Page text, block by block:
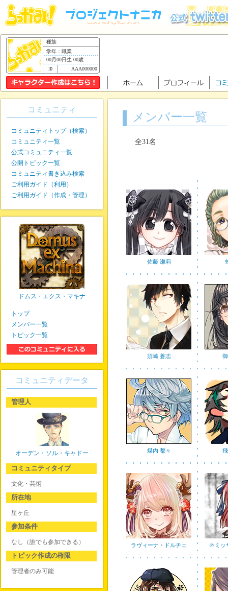
種族
学年：職業
00月00日生 00歳
AAA000000
メンバー一覧
全31名
佐藤 瀬莉
須崎 蒼志
煤内 都々
ラヴィーナ・ドルチェ ネミッ
コミュニティ
コミュニティトップ（検索）
コミュニティ一覧
公式コミュニティ一覧
公開トピック一覧
コミュニティ書き込み検索
ご利用ガイド（利用）
ご利用ガイド（作成・管理）
ドムス・エクス・マキナ
トップ
メンバー一覧
トピック一覧
コミュニティデータ
管理人
オーデン・ソル・キャドー
コミュニティタイプ
文化・芸術
所在地
星ヶ丘
参加条件
なし（誰でも参加できる）
トピック作成の権限
管理者のみ可能